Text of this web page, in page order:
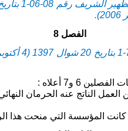
الفصل 8
6 و7 أعلاه :